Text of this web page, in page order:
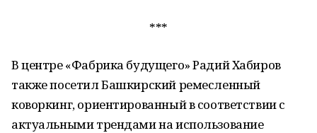
***
В центре «Фабрика будущего» Радий Хабиров
также посетил Башкирский ремесленный
коворкинг, ориентированный в соответствии с
актуальными трендами на использование